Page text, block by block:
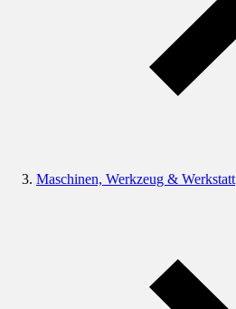
Maschinen, Werkzeug & Werkstatt